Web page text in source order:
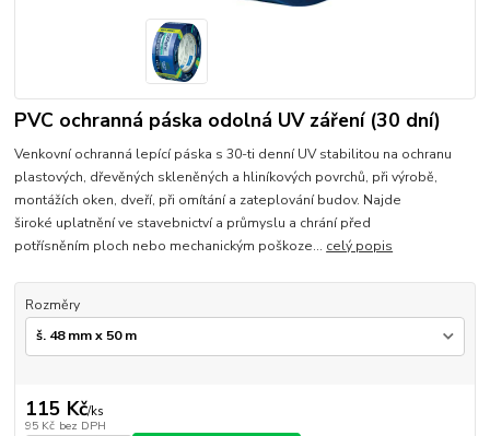
PVC ochranná páska odolná UV záření (30 dní)
Venkovní ochranná lepící páska s 30-ti denní UV stabilitou na ochranu
plastových, dřevěných skleněných a hliníkových povrchů, při výrobě,
montážích oken, dveří, při omítání a zateplování budov. Najde
široké uplatnění ve stavebnictví a průmyslu a chrání před
potřísněním ploch nebo mechanickým poškoze... celý popis
Rozměry
115 Kč/ks
95 Kč bez DPH